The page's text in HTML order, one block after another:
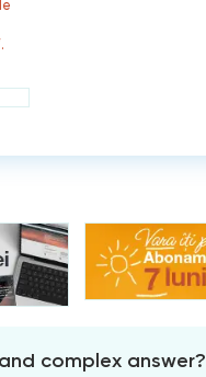
complex answer?